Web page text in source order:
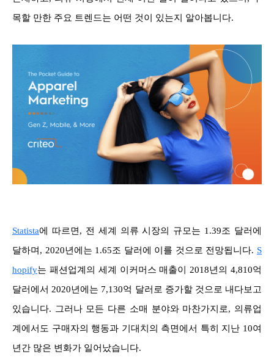
목할 만한 주요 트렌드는 어떤 것이 있는지 알아봅니다.
Statista에 따르면, 전 세계 의류 시장의 규모는 1.39조 달러에
달하며, 2020년에는 1.65조 달러에 이를 것으로 전망됩니다. S
hopify는 패션업계의 세계 이커머스 매출이 2018년의 4,810억
달러에서 2020년에는 7,130억 달러로 증가할 것으로 내다보고
있습니다. 그러나 모든 다른 소매 분야와 마찬가지로, 의류업
계에서도 구매자의 행동과 기대치의 측면에서 특히 지난 10여
년간 많은 변화가 일어났습니다.